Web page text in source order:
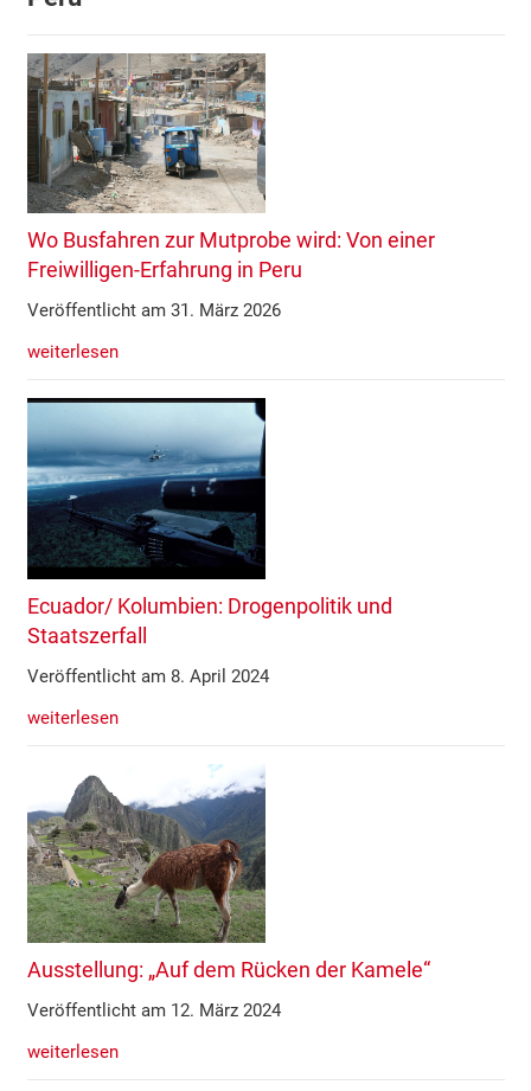
Wo Busfahren zur Mutprobe wird: Von einer
Freiwilligen-Erfahrung in Peru
Veröffentlicht am 31. März 2026
weiterlesen
Ecuador/ Kolumbien: Drogenpolitik und
Staatszerfall
Veröffentlicht am 8. April 2024
weiterlesen
Ausstellung: „Auf dem Rücken der Kamele“
Veröffentlicht am 12. März 2024
weiterlesen